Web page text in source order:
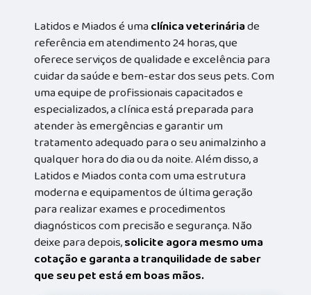
Latidos e Miados é umaclínica veterináriade
referência em atendimento 24 horas, que
oferece serviços de qualidade e excelência para
cuidar da saúde e bem-estar dos seus pets. Com
uma equipe de profissionais capacitados e
especializados, a clínica está preparada para
atender às emergências e garantir um
tratamento adequado para o seu animalzinho a
qualquer hora do dia ou da noite. Além disso, a
Latidos e Miados conta com uma estrutura
moderna e equipamentos de última geração
para realizar exames e procedimentos
diagnósticos com precisão e segurança. Não
deixe para depois,solicite agora mesmo uma
cotação e garanta a tranquilidade de saber
que seu pet está em boas mãos.